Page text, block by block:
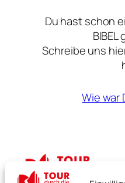
Du hast schon
Schreibe uns
Wie war